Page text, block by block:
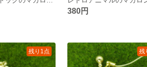
380円
残り1点 残